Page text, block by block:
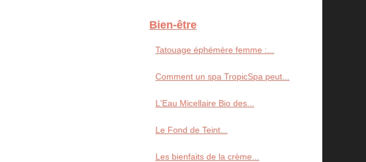
Bien-être
Tatouage éphémère femme :...
Comment un spa TropicSpa peut...
L'Eau Micellaire Bio des...
Le Fond de Teint...
Les bienfaits de la crème...